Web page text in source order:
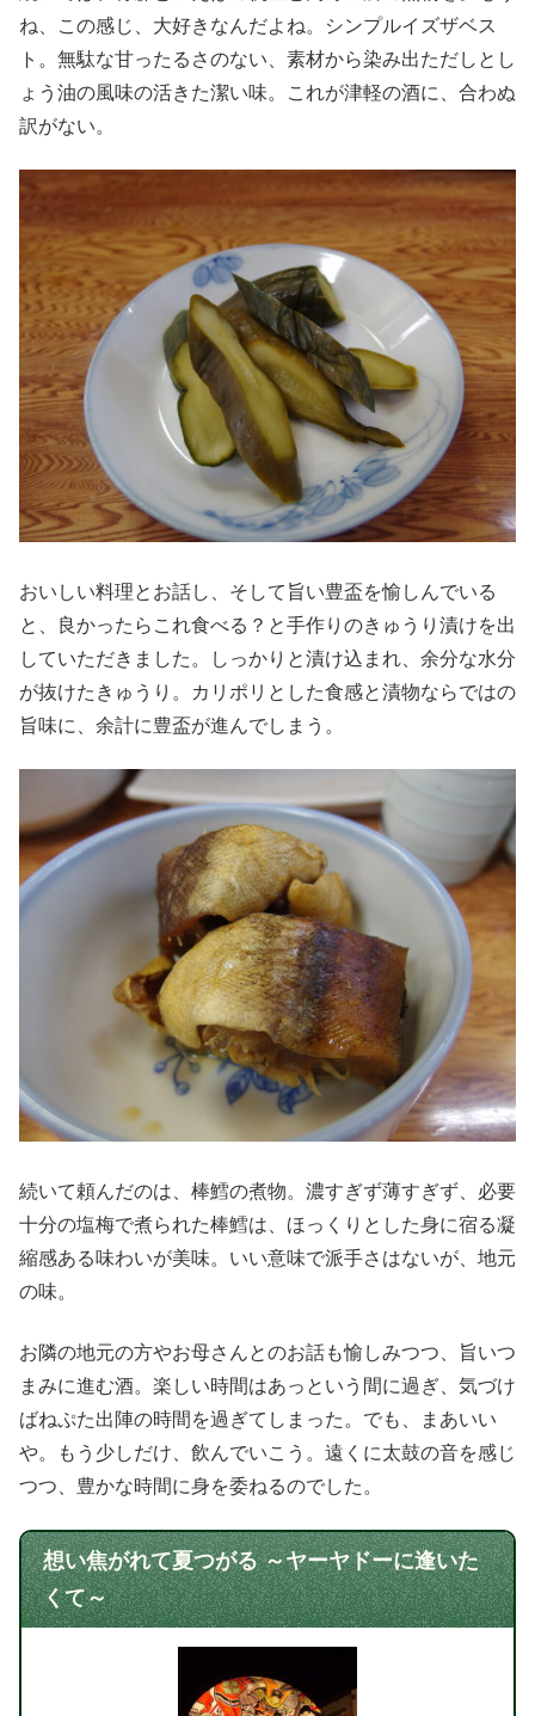
ね、この感じ、大好きなんだよね。シンプルイズザベス
ト。無駄な甘ったるさのない、素材から染み出ただしとし
ょう油の風味の活きた潔い味。これが津軽の酒に、合わぬ
訳がない。
おいしい料理とお話し、そして旨い豊盃を愉しんでいる
と、良かったらこれ食べる？と手作りのきゅうり漬けを出
していただきました。しっかりと漬け込まれ、余分な水分
が抜けたきゅうり。カリポリとした食感と漬物ならではの
旨味に、余計に豊盃が進んでしまう。
続いて頼んだのは、棒鱈の煮物。濃すぎず薄すぎず、必要
十分の塩梅で煮られた棒鱈は、ほっくりとした身に宿る凝
縮感ある味わいが美味。いい意味で派手さはないが、地元
の味。
お隣の地元の方やお母さんとのお話も愉しみつつ、旨いつ
まみに進む酒。楽しい時間はあっという間に過ぎ、気づけ
ばねぷた出陣の時間を過ぎてしまった。でも、まあいい
や。もう少しだけ、飲んでいこう。遠くに太鼓の音を感じ
つつ、豊かな時間に身を委ねるのでした。
想い焦がれて夏つがる ～ヤーヤドーに逢いた
くて～